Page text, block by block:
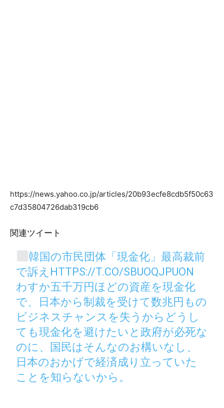
https://news.yahoo.co.jp/articles/20b93ecfe8cdb5f50c63
c7d35804726dab319cb6
関連ツイート
韓国の市民団体「現金化」最高裁前
で訴え HTTPS://T.CO/SBUOQJPUON
わすか五千万円ほどの資産を現金化
で、日本から制裁を受けて数兆円もの
ビジネスチャンスを失うからどうし
ても現金化を避けたいと政府が必死な
のに、国民はそんなのお構いなし、
日本のおかげで経済成り立っていた
ことを知らないから。